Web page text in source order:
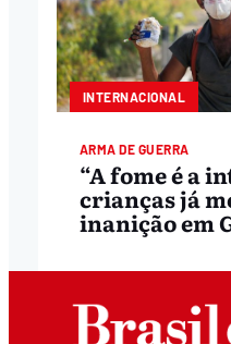
INTERNACIONAL
ARMA DE GUERRA
“A fome é a
crianças já
inanição em